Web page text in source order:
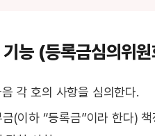
능 (등록금심의위
각 호의 사항을 심의한다.
(이하 “등록금”이라 한다)